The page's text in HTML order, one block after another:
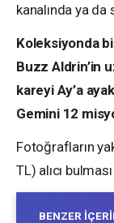
kanalında ya
Koleksiyonda
Buzz Aldrin’in
kareyi Ay’a
Gemini 12
Fotoğrafların
TL) alıcı
BENZER